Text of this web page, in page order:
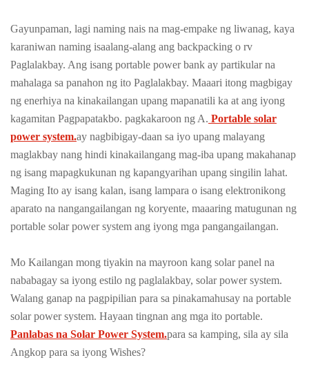
Gayunpaman, lagi naming nais na mag-empake ng liwanag, kaya
karaniwan naming isaalang-alang ang backpacking o rv
Paglalakbay. Ang isang portable power bank ay partikular na
mahalaga sa panahon ng ito Paglalakbay. Maaari itong magbigay
ng enerhiya na kinakailangan upang mapanatili ka at ang iyong
kagamitan Pagpapatakbo. pagkakaroon ng A. Portable solar
power system.ay nagbibigay-daan sa iyo upang malayang
maglakbay nang hindi kinakailangang mag-iba upang makahanap
ng isang mapagkukunan ng kapangyarihan upang singilin lahat.
Maging Ito ay isang kalan, isang lampara o isang elektronikong
aparato na nangangailangan ng koryente, maaaring matugunan ng
portable solar power system ang iyong mga pangangailangan.
Mo Kailangan mong tiyakin na mayroon kang solar panel na
nababagay sa iyong estilo ng paglalakbay, solar power system.
Walang ganap na pagpipilian para sa pinakamahusay na portable
solar power system. Hayaan tingnan ang mga ito portable.
Panlabas na Solar Power System.para sa kamping, sila ay sila
Angkop para sa iyong Wishes?